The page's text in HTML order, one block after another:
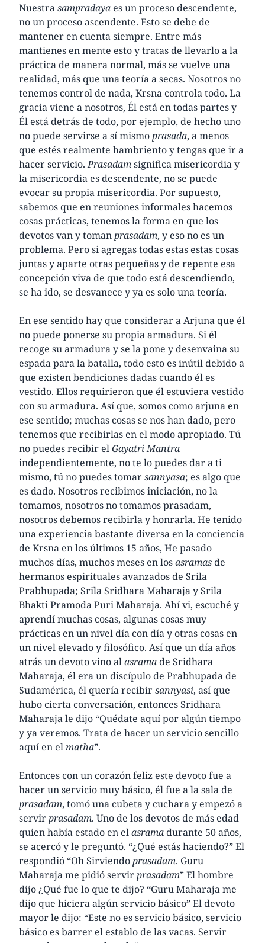
Nuestrasampradayaes un proceso descendente,
no un proceso ascendente. Esto se debe de
mantener en cuenta siempre. Entre más
mantienes en mente esto y tratas de llevarlo a la
práctica de manera normal, más se vuelve una
realidad, más que una teoría a secas. Nosotros no
tenemos control de nada, Krsna controla todo. La
gracia viene a nosotros, Él está en todas partes y
Él está detrás de todo, por ejemplo, de hecho uno
no puede servirse a sí mismoprasada, a menos
que estés realmente hambriento y tengas que ir a
hacer servicio.Prasadamsignifica misericordia y
la misericordia es descendente, no se puede
evocar su propia misericordia. Por supuesto,
sabemos que en reuniones informales hacemos
cosas prácticas, tenemos la forma en que los
devotos van y tomanprasadam, y eso no es un
problema. Pero si agregas todas estas estas cosas
juntas y aparte otras pequeñas y de repente esa
concepción viva de que todo está descendiendo,
se ha ido, se desvanece y ya es solo una teoría.
En ese sentido hay que considerar a Arjuna que él
no puede ponerse su propia armadura. Si él
recoge su armadura y se la pone y desenvaina su
espada para la batalla, todo esto es inútil debido a
que existen bendiciones dadas cuando él es
vestido. Ellos requirieron que él estuviera vestido
con su armadura. Así que, somos como arjuna en
ese sentido; muchas cosas se nos han dado, pero
tenemos que recibirlas en el modo apropiado. Tú
no puedes recibir elGayatri Mantra
independientemente, no te lo puedes dar a ti
mismo, tú no puedes tomarsannyasa; es algo que
es dado. Nosotros recibimos iniciación, no la
tomamos, nosotros no tomamos prasadam,
nosotros debemos recibirla y honrarla. He tenido
una experiencia bastante diversa en la conciencia
de Krsna en los últimos 15 años, He pasado
muchos días, muchos meses en losasramasde
hermanos espirituales avanzados de Srila
Prabhupada; Srila Sridhara Maharaja y Srila
Bhakti Pramoda Puri Maharaja. Ahí vi, escuché y
aprendí muchas cosas, algunas cosas muy
prácticas en un nivel día con día y otras cosas en
un nivel elevado y filosófico. Así que un día años
atrás un devoto vino alasramade Sridhara
Maharaja, él era un discípulo de Prabhupada de
Sudamérica, él quería recibirsannyasi, así que
hubo cierta conversación, entonces Sridhara
Maharaja le dijo “Quédate aquí por algún tiempo
y ya veremos. Trata de hacer un servicio sencillo
aquí en elmatha”.
Entonces con un corazón feliz este devoto fue a
hacer un servicio muy básico, él fue a la sala de
prasadam, tomó una cubeta y cuchara y empezó a
servirprasadam. Uno de los devotos de más edad
quien había estado en elasramadurante 50 años,
se acercó y le preguntó. “¿Qué estás haciendo?” El
respondió “Oh Sirviendoprasadam. Guru
Maharaja me pidió servirprasadam” El hombre
dijo ¿Qué fue lo que te dijo? “Guru Maharaja me
dijo que hiciera algún servicio básico” El devoto
mayor le dijo: “Este no es servicio básico, servicio
básico es barrer el establo de las vacas. Servir